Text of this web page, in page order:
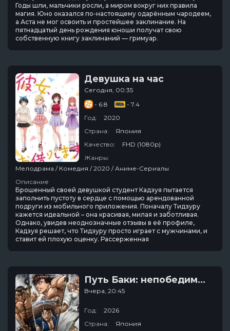
Годы шли, мальчики росли, а миром вокруг них правила
магия. Юно оказался по-настоящему одарённым чародеем,
а Аста не мог освоить и простейшее заклинание. На
пятнадцатый день рождения юноши получат свою
собственную книгу заклинаний — гримуар.
Девушка на час
Сегодня, 00:35
- 6.8
- 7.4
Год:
2020
Страна:
Япония
Качество:
FHD (1080p)
Жанры:
Мелодрама / Комедия / 2020 / Аниме-Сериалы
Описание
Брошенный своей девушкой студент Кадзуя пытается
заполнить пустоту в сердце с помощью арендованной
подруги из мобильного приложения. Поначалу Тидзуру
кажется идеальной – она красивая, милая и заботливая.
Однако, увидев неоднозначные отзывы в её профиле,
Кадзуя решает, что Тидзуру просто играет с мужчинами, и
ставит ей плохую оценку. Рассерженная
Путь Баки: непобедимый самурай
Вчера, 20:45
Год:
2026
Страна:
Япония